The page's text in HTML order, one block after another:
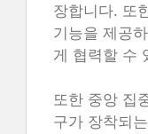
장합니다. 또
기능을 제공
게 협력할 수
또한 중앙 집
구가 장착되